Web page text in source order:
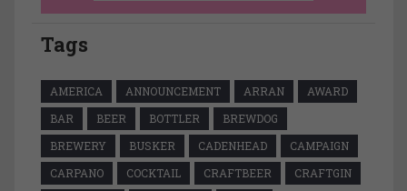
Tags
AMERICA ANNOUNCEMENT ARRAN
AWARD
BAR
BEER BOTTLER
BREWDOG
BREWERY
BUSKER CADENHEAD
CAMPAIGN
CARPANO
COCKTAIL CRAFTBEER
CRAFTGIN